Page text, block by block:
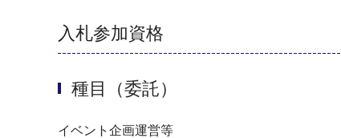
入札参加資格
種目（委託）
イベント企画運営等